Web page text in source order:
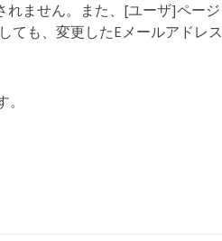
れません。また、[ユーザ]ページ
ても、変更したEメールアドレス